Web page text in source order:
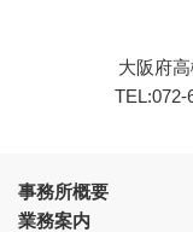
大阪府
TEL:072-
事務所概要
業務案内